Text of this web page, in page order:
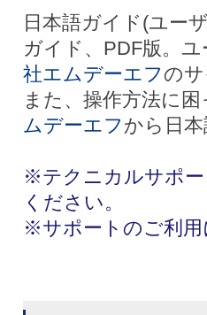
日本語ガイド(ユー
ガイド、PDF版。
社エムデーエフの
また、操作方法に
ムデーエフから日
※テクニカルサポー
ください。
※サポートのご利用